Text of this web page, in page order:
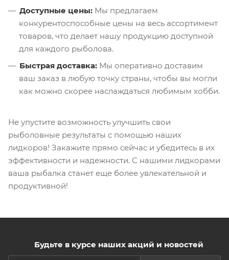
Доступные цены: Мы предлагаем
конкурентоспособные цены на весь ассортимент
товаров, что делает нашу продукцию доступной
для каждого рыболова.
Быстрая доставка: Мы оперативно доставим
ваш заказ в любую точку страны, чтобы вы могли
как можно скорее наслаждаться любимым хобби.
Не упустите возможность улучшить свои
рыболовные результаты с помощью наших
лидкоров! Закажите прямо сейчас и убедитесь в их
эффективности и надежности. С нашими лидкорами
ваша рыбалка станет еще более увлекательной и
продуктивной!
Будьте в курсе наших акций и новостей